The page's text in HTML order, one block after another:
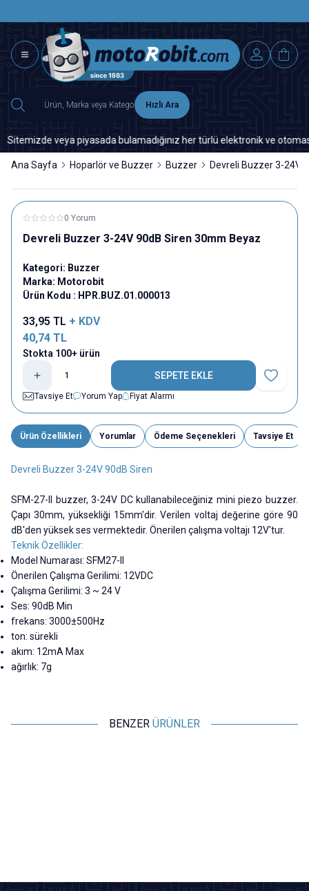
Hızlı Ara
veya piyasada bulamadığınız her türlü elektronik ve
Ana Sayfa Hoparlör ve Buzzer Buzzer Devreli Buzzer 3-24V
0 Yorum
Devreli Buzzer 3-24V 90dB Siren 30mm Beyaz
Kategori: Buzzer
Marka: Motorobit
Ürün Kodu : HPR.BUZ.01.000013
33,95 TL + KDV
40,74 TL
Stokta 100+ ürün
SEPETE EKLE
Favoriye
Tavsiye Et
Yorum Yap Fiyat Alarmı
Ürün Özellikleri Yorumlar Ödeme Seçenekleri Tavsiye Et
Devreli Buzzer 3-24V 90dB Siren
SFM-27-II buzzer, 3-24V DC kullanabileceğiniz mini piezo buzzer.
Çapı 30mm, yüksekliği 15mm'dir. Verilen voltaj değerine göre 90
dB'den yüksek ses vermektedir. Önerilen çalışma voltajı 12V'tur.
Teknik Özellikler:
Model Numarası: SFM27-II
Önerilen Çalışma Gerilimi: 12VDC
Çalışma Gerilimi: 3 ~ 24 V
Ses: 90dB Min
frekans: 3000±500Hz
ton: sürekli
akım: 12mA Max
ağırlık: 7g
BENZER ÜRÜNLER